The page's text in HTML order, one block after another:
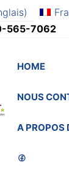
)
565-7062
by
Specialties
HOME
NOUS
A PROPOS